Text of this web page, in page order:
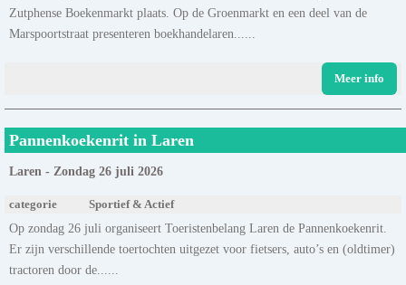
Zutphense Boekenmarkt plaats. Op de Groenmarkt en een deel van de
Marspoortstraat presenteren boekhandelaren......
Meer info
Pannenkoekenrit in Laren
Laren - Zondag 26 juli 2026
categorie Sportief & Actief
Op zondag 26 juli organiseert Toeristenbelang Laren de Pannenkoekenrit.
Er zijn verschillende toertochten uitgezet voor fietsers, auto’s en (oldtimer)
tractoren door de......